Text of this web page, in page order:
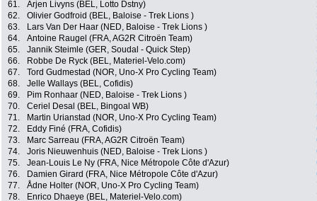
61.
Arjen Livyns (BEL, Lotto Dstny)
62.
Olivier Godfroid (BEL, Baloise - Trek Lions )
63.
Lars Van Der Haar (NED, Baloise - Trek Lions )
64.
Antoine Raugel (FRA, AG2R Citroën Team)
65.
Jannik Steimle (GER, Soudal - Quick Step)
66.
Robbe De Ryck (BEL, Materiel-Velo.com)
67.
Tord Gudmestad (NOR, Uno-X Pro Cycling Team)
68.
Jelle Wallays (BEL, Cofidis)
69.
Pim Ronhaar (NED, Baloise - Trek Lions )
70.
Ceriel Desal (BEL, Bingoal WB)
71.
Martin Urianstad (NOR, Uno-X Pro Cycling Team)
72.
Eddy Finé (FRA, Cofidis)
73.
Marc Sarreau (FRA, AG2R Citroën Team)
74.
Joris Nieuwenhuis (NED, Baloise - Trek Lions )
75.
Jean-Louis Le Ny (FRA, Nice Métropole Côte d'Azur)
76.
Damien Girard (FRA, Nice Métropole Côte d'Azur)
77.
Ådne Holter (NOR, Uno-X Pro Cycling Team)
78.
Enrico Dhaeye (BEL, Materiel-Velo.com)